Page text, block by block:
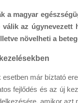
a magyar
az
növelheti a
már bíztató
fejlődés és az új